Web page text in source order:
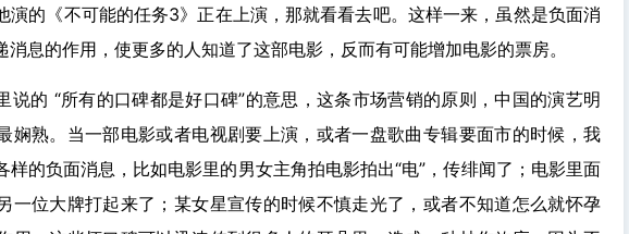
演的《不可能的任务3》正在上演，那就看看去吧。这样一来，虽然是负面消
息的作用，使更多的人知道了这部电影，反而有可能增加电影的票房。
说的 “所有的口碑都是好口碑”的意思，这条市场营销的原则，中国的演艺明
娴熟。当一部电影或者电视剧要上演，或者一盘歌曲专辑要面市的时候，我
样的负面消息，比如电影里的男女主角拍电影拍出“电”，传绯闻了；电影里面
一位大牌打起来了；某女星宣传的时候不慎走光了，或者不知道怎么就怀孕